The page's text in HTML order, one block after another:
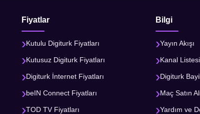
Fiyatlar
Kutulu Digiturk Fiyatları
Kutusuz Digiturk Fiyatları
Digiturk İnternet Fiyatları
beIN Connect Fiyatları
TOD TV Fiyatları
Bilgi
Yayın Akışı
Kanal Listesi
Digiturk
Maç Satın
Yardım ve